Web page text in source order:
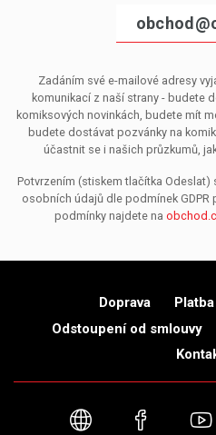
Zadáním své e-mailové adresy
komunikací z naší strany - budete
komiksových novinkách, budete mít
budete dostávat pozvánky na
účastnit se i našich průzkumů,
Potvrzením (stiskem tlačítka
osobních údajů dle podmínek GDPR
podmínky najdete na
Doprava Platba
Odstoupení od smlouvy
Webové